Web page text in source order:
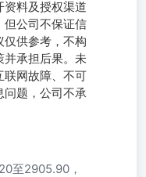
资料及授权渠道
但公司不保证信
仅供参考，不构
并承担后果。未
联网故障、不可
问题，公司不承
至2905.90，